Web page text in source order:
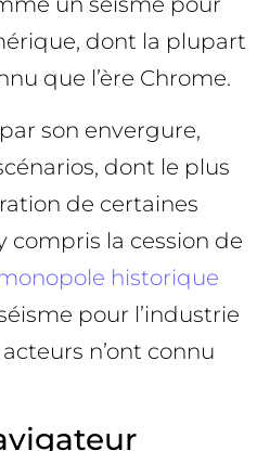
dont la plupart
que l’ère Chrome.
son envergure,
dont le plus
de certaines
compris la cession de
historique
pour l’industrie
n’ont connu